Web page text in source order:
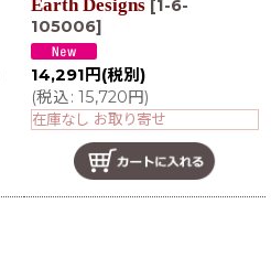
Earth Designs [1-6-
105006]
14,291 円 (税別)
(税込: 15,720円)
在庫なし お取り寄せ